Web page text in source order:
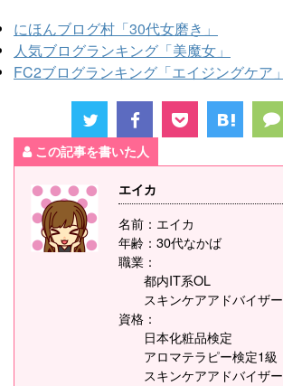
にほんブログ村「30代女磨き」
人気ブログランキング「美魔女」
FC2ブログランキング「エイジングケア」
この記事を書いた人
エイカ
名前：エイカ
年齢：30代なかば
職業：
都内IT系OL
スキンケアアドバイザー
資格：
日本化粧品検定
アロマテラピー検定1級
スキンケアアドバイザー